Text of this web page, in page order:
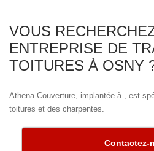
VOUS
ENTREPRISE DE
TOITURES À OSNY
Athena Couverture, implantée à , est
toitures et des charpentes.
Contactez-